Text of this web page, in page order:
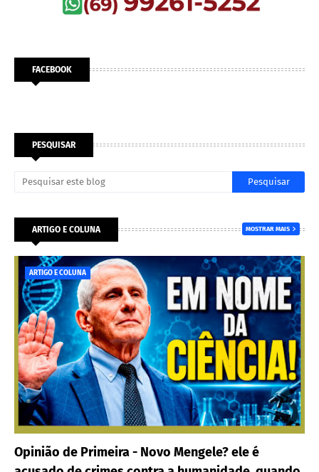
FACEBOOK
PESQUISAR
ARTIGO E COLUNA MOSTRAR MAIS
ARTIGO E COLUNA
Opinião de Primeira - Novo Mengele? ele é